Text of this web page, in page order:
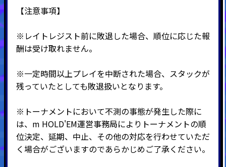
【注意事項】
※ レイトレジスト前に敗退した場合、順位に応じた報
酬は受け取れません。
※一定時間以上プレイを中断された場合、スタックが
残っていたとしても敗退扱いとなります。
※トーナメントにおいて不測の事態が発生した際に
は、m HOLD'EM運営事務局によりトーナメントの順
位決定、延期、中止、その他の対応を行わせていただ
く場合がございますのであらかじめご了承ください。